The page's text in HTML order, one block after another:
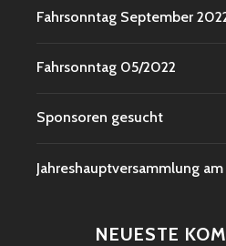
Fahrsonntag September
Fahrsonntag 05/2022
Sponsoren gesucht
Jahreshauptversammlung
NEUESTE